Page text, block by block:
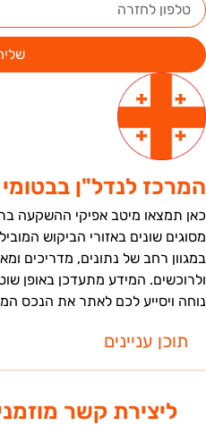
ליצירת קשר
לנדל"ן בבטומי
תמצאו מיטב אפיקי ההשקעה
שונים באזורי הביקוש
רחב של נתונים, מדריכים
המידע מתעדכן באופן
ויסייע לכם לאתר את הנכס
תוכן עניינים